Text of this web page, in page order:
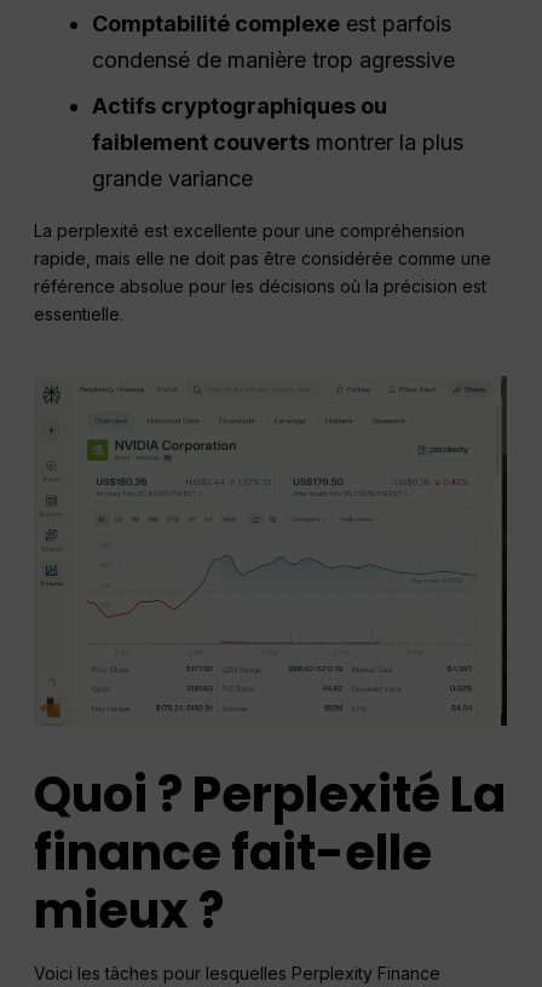
Comptabilité complexe est parfois
condensé de manière trop agressive
Actifs cryptographiques ou
faiblement couverts montrer la plus
grande variance
La perplexité est excellente pour une compréhension
rapide, mais elle ne doit pas être considérée comme une
référence absolue pour les décisions où la précision est
essentielle.
Quoi ?PerplexitéLa
finance fait-elle
mieux ?
Voici les tâches pour lesquelles Perplexity Finance